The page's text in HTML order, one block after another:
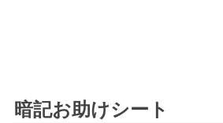
暗記お助けシート